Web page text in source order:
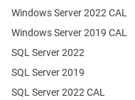
SQL Server 2022
SQL Server 2019
Windows Server 2022 CAL
Windows Server 2019 CAL
SQL Server 2022 CAL